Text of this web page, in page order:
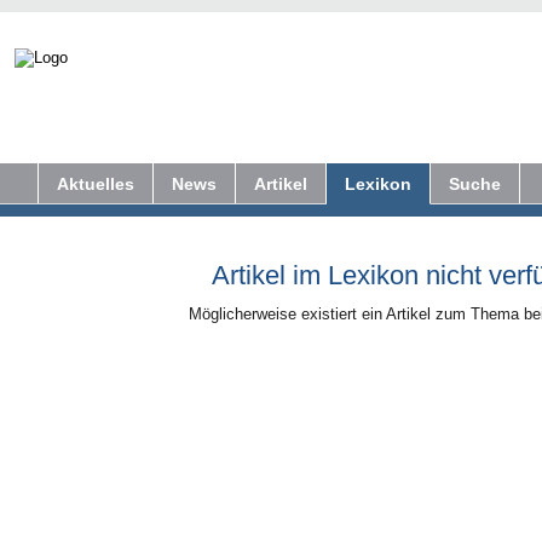
Aktuelles News Artikel Lexikon Suche
Artikel im Lexikon nicht
Möglicherweise existiert ein Artikel zum Thema